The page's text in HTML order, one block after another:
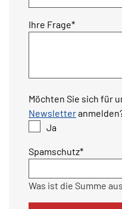
Pflichtfeld
Ihre Frage*
Möchten Sie sich für
Newsletter
Ja
Pflichtfeld
Spamschutz*
Was ist die Summe